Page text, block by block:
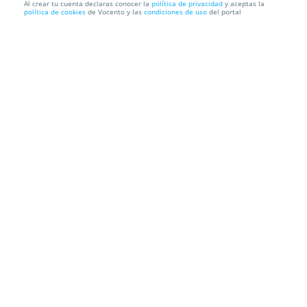
Exclusivo menú en Hotel Balneario de Alceda para
Al crear tu cuenta declaras conocer la política de privacidad y aceptas la
política de cookies de Vocento y las condiciones de uso del portal